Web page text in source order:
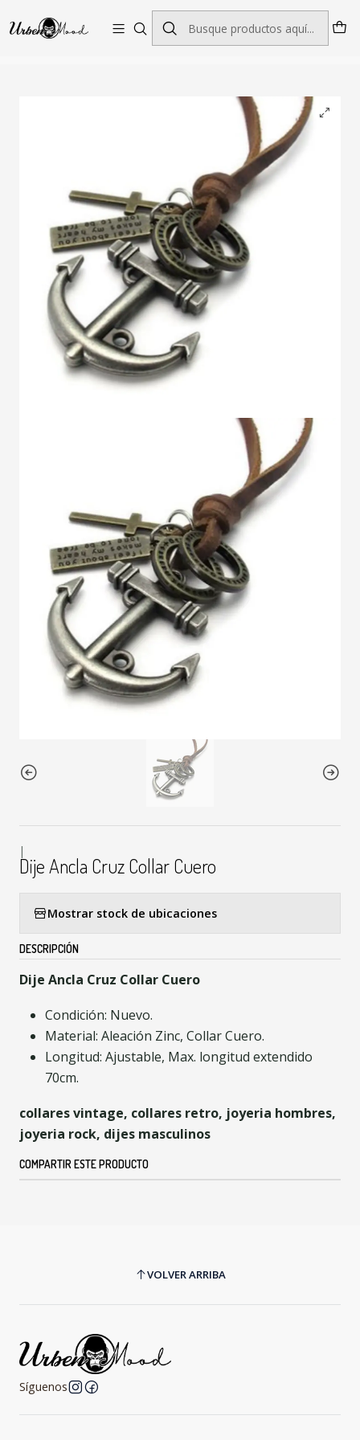
Envío GRATIS desde $60.000 | Entregas rápidas 1–5 días hábiles
Dijes Dije Ancla Cruz Collar Cuero
|
Dije Ancla Cruz Collar Cuero
Mostrar stock de ubicaciones
DESCRIPCIÓN
Dije Ancla Cruz Collar Cuero
Condición: Nuevo.
Material: Aleación Zinc, Collar Cuero.
Longitud: Ajustable, Max. longitud extendido
70cm.
collares vintage, collares retro, joyeria hombres,
joyeria rock, dijes masculinos
COMPARTIR ESTE PRODUCTO
VOLVER ARRIBA
Síguenos